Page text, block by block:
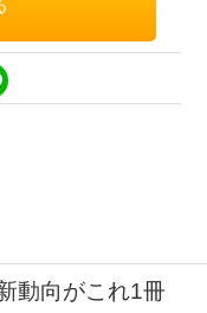
動向がこれ1冊